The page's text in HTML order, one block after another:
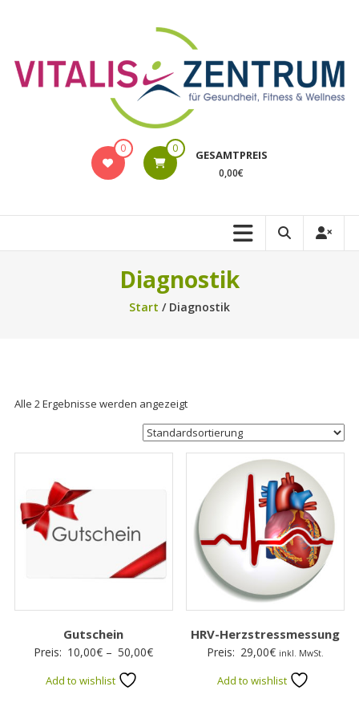
Rostock
Shop
0 0 GESAMTPREIS
0,00€
Diagnostik
Start / Diagnostik
Alle 2 Ergebnisse werden angezeigt
Gutschein
Preis: 10,00€ – 50,00€Preisspanne:
Add to wishlist
HRV-Herzstressmessung
Preis: 29,00€ inkl. MwSt.
Add to wishlist